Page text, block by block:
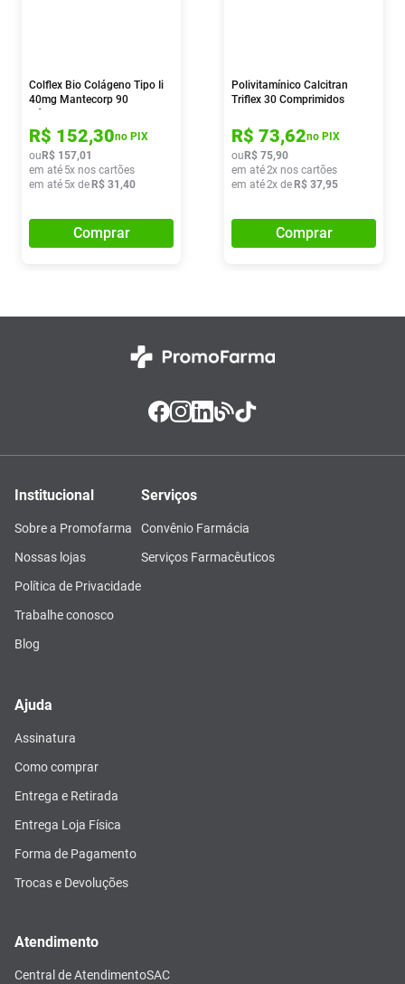
Colflex Bio Colágeno Tipo Ii
40mg Mantecorp 90
R$ 152,30no PIX
ou R$ 157,01
em até 5x nos cartões
em até 5x de R$ 31 ,40
Comprar
Polivitamínico Calcitran
Triflex 30 Comprimidos
R$ 73,62no PIX
ou R$ 75,90
em até2x nos cartões
em até2x de R$ 37,95
Comprar
Institucional
Sobre a Promofarma
Nossas lojas
Política de Privacidade
Trabalhe conosco
Blog
Serviços
Convênio Farmácia
Serviços Farmacêuticos
Ajuda
Assinatura
Como comprar
Entrega e Retirada
Entrega Loja Física
Forma de Pagamento
Trocas e Devoluções
Atendimento
Central de AtendimentoSAC